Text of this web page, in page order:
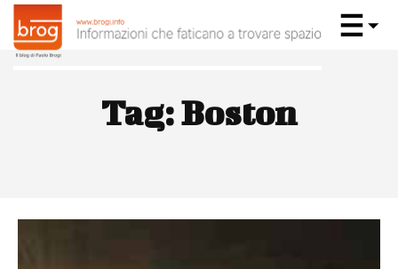
Tag:Boston